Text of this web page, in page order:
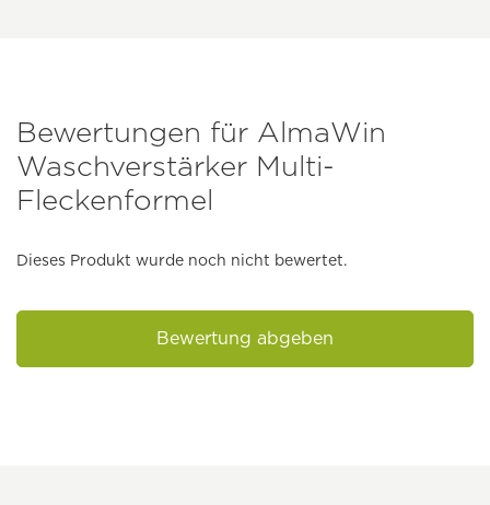
Bewertungen für AlmaWin
Waschverstärker Multi-
Fleckenformel
Dieses Produkt wurde noch nicht bewertet.
Bewertung abgeben